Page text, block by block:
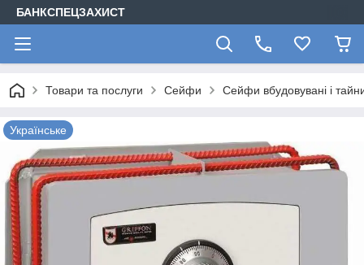
БАНКСПЕЦЗАХИСТ
Товари та послуги Сейфи Сейфи вбудовувані і
Українське